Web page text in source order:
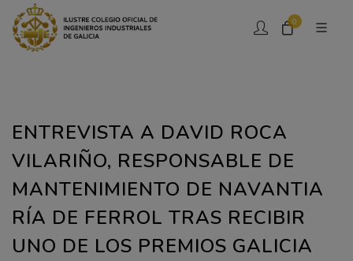
0
ENTREVISTA A DAVID ROCA
VILARIÑO, RESPONSABLE DE
MANTENIMIENTO DE NAVANTIA
RÍA DE FERROL TRAS RECIBIR
UNO DE LOS PREMIOS GALICIA